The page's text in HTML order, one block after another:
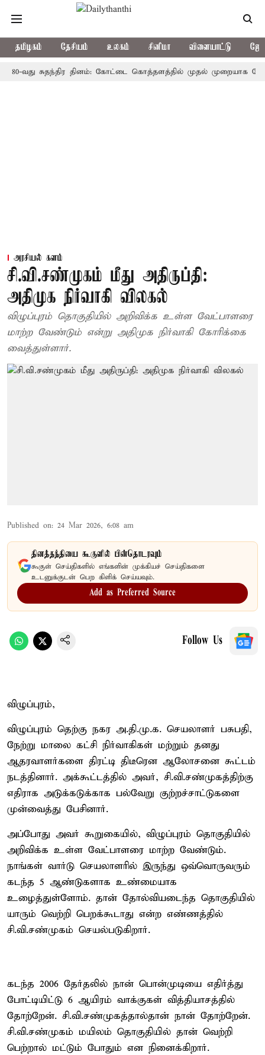
தமிழகம் தேசியம் உலகம் சினிமா விளையாட்டு
சுதந்திர தினம்: கோட்டை கொத்தளத்தில் முதல் முறையாக தேசிய
அரசியல் களம்
சி.வி.சண்முகம் மீது அதிருப்தி:
அதிமுக நிர்வாகி விலகல்
விழுப்புரம் தொகுதியில் அறிவிக்க உள்ள வேட்பாளரை
மாற்ற வேண்டும் என்று அதிமுக நிர்வாகி கோரிக்கை
வைத்துள்ளார்.
Published on: 24 Mar 2026, 6:08 am
தினத்தந்தியை கூகுளில் பின்தொடரவும்
கூகுள் செய்திகளில் எங்களின் முக்கியச் செய்திகளை
உடனுக்குடன் பெற கிளிக் செய்யவும்.
Add as Preferred Source
Follow Us
விழுப்புரம்,
விழுப்புரம் தெற்கு நகர அ.தி.மு.க. செயலாளர் பசுபதி,
நேற்று மாலை கட்சி நிர்வாகிகள் மற்றும் தனது
ஆதரவாளர்களை திரட்டி திடீரென ஆலோசனை கூட்டம்
நடத்தினார். அக்கூட்டத்தில் அவர், சி.வி.சண்முகத்திற்கு
எதிராக அடுக்கடுக்காக பல்வேறு குற்றச்சாட்டுகளை
முன்வைத்து பேசினார்.
அப்போது அவர் கூறுகையில், விழுப்புரம் தொகுதியில்
அறிவிக்க உள்ள வேட்பாளரை மாற்ற வேண்டும்.
நாங்கள் வார்டு செயலாளரில் இருந்து ஒவ்வொருவரும்
கடந்த 5 ஆண்டுகளாக உண்மையாக
உழைத்துள்ளோம். தான் தோல்வியடைந்த தொகுதியில்
யாரும் வெற்றி பெறக்கூடாது என்ற எண்ணத்தில்
சி.வி.சண்முகம் செயல்படுகிறார்.
கடந்த 2006 தேர்தலில் நான் பொன்முடியை எதிர்த்து
போட்டியிட்டு 6 ஆயிரம் வாக்குகள் வித்தியாசத்தில்
தோற்றேன். சி.வி.சண்முகத்தால்தான் நான் தோற்றேன்.
சி.வி.சண்முகம் மயிலம் தொகுதியில் தான் வெற்றி
பெற்றால் மட்டும் போதும் என நினைக்கிறார்.